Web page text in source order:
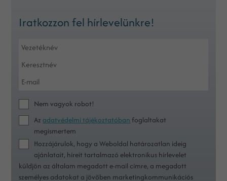
Iratkozzon fel hírlevelünkre!
Nem vagyok robot!
Azadatvédelmi tájékoztatóban foglaltakat
megismertem
Hozzájárulok, hogy a Weboldal határozatlan ideig
ajánlatait, híreit tartalmazó elektronikus hírlevelet
küldjön az általam megadott e-mail címre, a megadott
személyes adatokat a jövőben marketingkommunikációs